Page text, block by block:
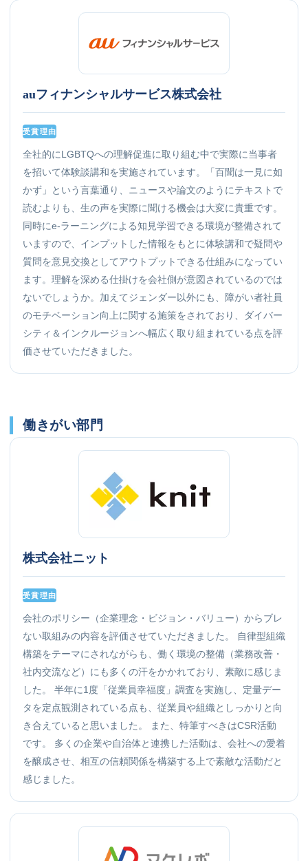
auフィナンシャルサービス株式会社
受賞理由
全社的にLGBTQへの理解促進に取り組む中で実際に当事者
を招いて体験談講和を実施されています。「百聞は一見に如
かず」という言葉通り、ニュースや論文のようにテキストで
読むよりも、生の声を実際に聞ける機会は大変に貴重です。
同時にe-ラーニングによる知見学習できる環境が整備されて
いますので、インプットした情報をもとに体験講和で疑問や
質問を意見交換としてアウトプットできる仕組みになってい
ます。理解を深める仕掛けを会社側が意図されているのでは
ないでしょうか。加えてジェンダー以外にも、障がい者社員
のモチベーション向上に関する施策をされており、ダイバー
シティ＆インクルージョンへ幅広く取り組まれている点を評
価させていただきました。
働きがい部門
株式会社ニット
受賞理由
会社のポリシー（企業理念・ビジョン・バリュー）からブレ
ない取組みの内容を評価させていただきました。 自律型組織
構築をテーマにされながらも、働く環境の整備（業務改善・
社内交流など）にも多くの汗をかかれており、素敵に感じま
した。 半年に1度「従業員幸福度」調査を実施し、定量デー
タを定点観測されている点も、従業員や組織としっかりと向
き合えていると思いました。 また、特筆すべきはCSR活動
です。 多くの企業や自治体と連携した活動は、会社への愛着
を醸成させ、相互の信頼関係を構築する上で素敵な活動だと
感じました。